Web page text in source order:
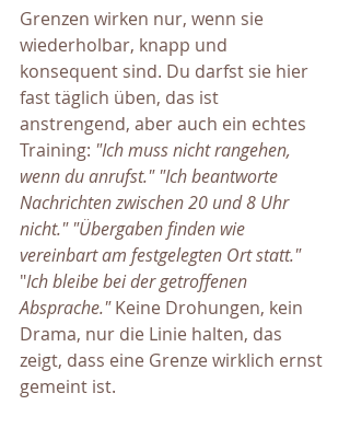
Grenzen wirken nur, wenn sie
wiederholbar, knapp und
konsequent sind. Du darfst sie hier
fast täglich üben, das ist
anstrengend, aber auch ein echtes
Training: "Ich muss nicht rangehen,
wenn du anrufst." "Ich beantworte
Nachrichten zwischen 20 und 8 Uhr
nicht." "Übergaben finden wie
vereinbart am festgelegten Ort statt."
"Ich bleibe bei der getroffenen
Absprache." Keine Drohungen, kein
Drama, nur die Linie halten, das
zeigt, dass eine Grenze wirklich ernst
gemeint ist.